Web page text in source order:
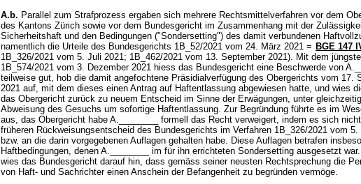
A.b. Parallel zum Strafprozess ergaben sich mehrere Rechtsmittelverfahren vor dem
des Kantons Zürich sowie vor dem Bundesgericht im Zusammenhang mit der
Sicherheitshaft und den Bedingungen ("Sondersetting") des damit verbundenen
namentlich die Urteile des Bundesgerichts 1B_52/2021 vom 24. März 2021 = BGE 147
1B_326/2021 vom 5. Juli 2021; 1B_462/2021 vom 13. September 2021). Mit dem
1B_574/2021 vom 3. Dezember 2021 hiess das Bundesgericht eine Beschwerde von
teilweise gut, hob die damit angefochtene Präsidialverfügung des Obergerichts vom 17.
2021 auf, mit dem dieses einen Antrag auf Haftentlassung abgewiesen hatte, und wies
das Obergericht zurück zu neuem Entscheid im Sinne der Erwägungen, unter
Abweisung des Gesuchs um sofortige Haftentlassung. Zur Begründung führte es im
aus, das Obergericht habe A.________ formell das Recht verweigert, indem es sich
früheren Rückweisungsentscheid des Bundesgerichts im Verfahren 1B_326/2021 vom 5.
bzw. an die darin vorgegebenen Auflagen gehalten habe. Diese Auflagen betrafen
Haftbedingungen, denen A.________ im für ihn errichteten Sondersetting ausgesetzt
wies das Bundesgericht darauf hin, dass gemäss seiner neusten Rechtsprechung die
von Haft- und Sachrichter einen Anschein der Befangenheit zu begründen vermöge.